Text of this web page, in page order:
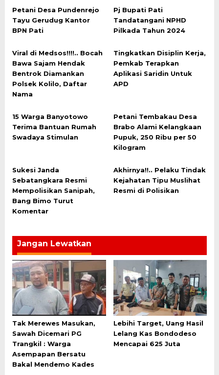
Petani Desa Pundenrejo
Tayu Gerudug Kantor
BPN Pati
Pj Bupati Pati
Tandatangani NPHD
Pilkada Tahun 2024
Viral di Medsos!!!!.. Bocah
Bawa Sajam Hendak
Bentrok Diamankan
Polsek Kolilo, Daftar
Nama
Tingkatkan Disiplin Kerja,
Pemkab Terapkan
Aplikasi Saridin Untuk
APD
15 Warga Banyotowo
Terima Bantuan Rumah
Swadaya Stimulan
Petani Tembakau Desa
Brabo Alami Kelangkaan
Pupuk, 250 Ribu per 50
Kilogram
Sukesi Janda
Sebatangkara Resmi
Mempolisikan Sanipah,
Bang Bimo Turut
Komentar
Akhirnya!!.. Pelaku Tindak
Kejahatan Tipu Muslihat
Resmi di Polisikan
Jangan Lewatkan
Tak Merewes Masukan,
Sawah Dicemari PG
Trangkil : Warga
Asempapan Bersatu
Bakal Mendemo Kades
Lebihi Target, Uang Hasil
Lelang Kas Bondodeso
Mencapai 625 Juta